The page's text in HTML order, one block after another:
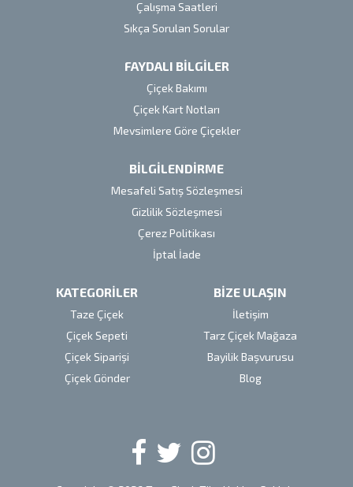
Çalışma Saatleri
Sıkça Sorulan Sorular
FAYDALI BİLGİLER
Çiçek Bakımı
Çiçek Kart Notları
Mevsimlere Göre Çiçekler
BİLGİLENDİRME
Mesafeli Satış Sözleşmesi
Gizlilik Sözleşmesi
Çerez Politikası
İptal İade
KATEGORİLER
Taze Çiçek
Çiçek Sepeti
Çiçek Siparişi
Çiçek Gönder
BİZE ULAŞIN
İletişim
Tarz Çiçek Mağaza
Bayilik Başvurusu
Blog